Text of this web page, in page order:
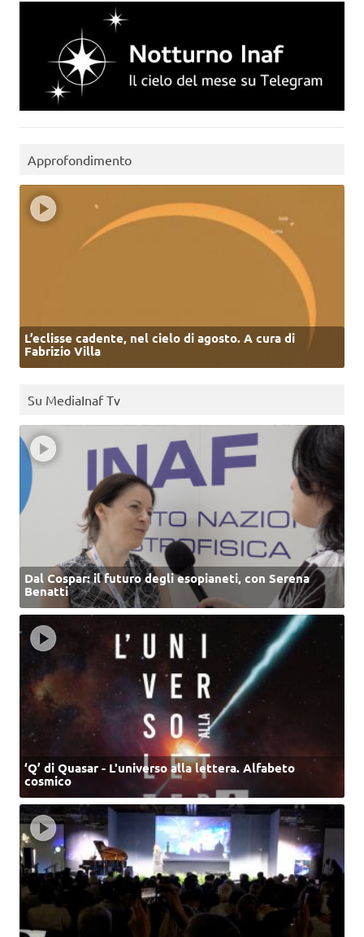
Approfondimento
L’eclisse cadente, nel cielo di agosto. A cura di
Fabrizio Villa
Su MediaInaf Tv
Dal Cospar: il futuro degli esopianeti, con Serena
Benatti
‘Q’ di Quasar - L'universo alla lettera. Alfabeto
cosmico